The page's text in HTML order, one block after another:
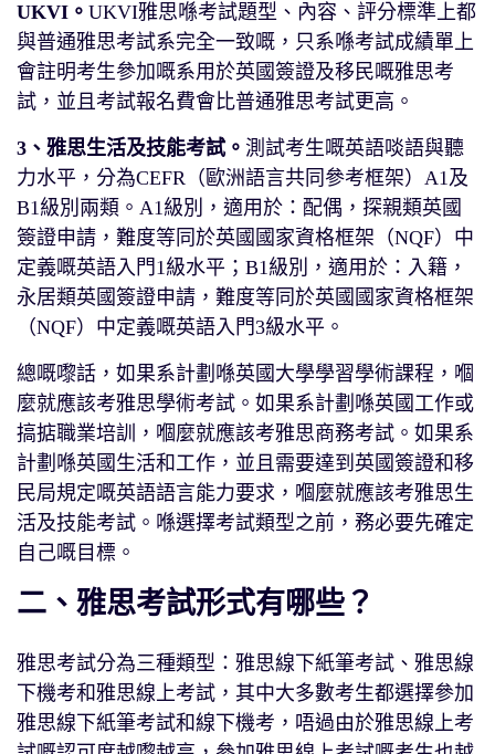
UKVI。 UKVI雅思喺考試題型、內容、評分標準上都
與普通雅思考試系完全一致嘅，只系喺考試成績單上
會註明考生參加嘅系用於英國簽證及移民嘅雅思考
試，並且考試報名費會比普通雅思考試更高。
3、雅思生活及技能考試。 測試考生嘅英語啖語與聽
力水平，分為CEFR（歐洲語言共同參考框架）A1及
B1級別兩類。A1級別，適用於：配偶，探親類英國
簽證申請，難度等同於英國國家資格框架（NQF）中
定義嘅英語入門1級水平；B1級別，適用於：入籍，
永居類英國簽證申請，難度等同於英國國家資格框架
（NQF）中定義嘅英語入門3級水平。
總嘅嚟話，如果系計劃喺英國大學學習學術課程，嗰
麼就應該考雅思學術考試。如果系計劃喺英國工作或
搞掂職業培訓，嗰麼就應該考雅思商務考試。如果系
計劃喺英國生活和工作，並且需要達到英國簽證和移
民局規定嘅英語語言能力要求，嗰麼就應該考雅思生
活及技能考試。喺選擇考試類型之前，務必要先確定
自己嘅目標。
二、雅思考試形式有哪些？
雅思考試分為三種類型：雅思線下紙筆考試、雅思線
下機考和雅思線上考試，其中大多數考生都選擇參加
雅思線下紙筆考試和線下機考，唔過由於雅思線上考